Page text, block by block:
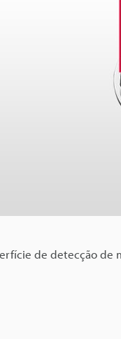
de detecção de